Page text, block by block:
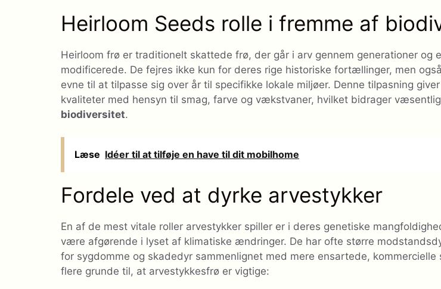
Heirloom Seeds rolle i fremme af
Heirloom frø er traditionelt skattede frø, der går i arv gennem generationer og
modificerede. De fejres ikke kun for deres rige historiske fortællinger, men
evne til at tilpasse sig over år til specifikke lokale miljøer. Denne tilpasning
kvaliteter med hensyn til smag, farve og vækstvaner, hvilket bidrager
biodiversitet.
Læse Idéer til at tilføje en have til dit mobilhome
Fordele ved at dyrke arvestykker
En af de mest vitale roller arvestykker spiller er i deres genetiske
være afgørende i lyset af klimatiske ændringer. De har ofte større
for sygdomme og skadedyr sammenlignet med mere ensartede, kommercielle
flere grunde til, at arvestykkesfrø er vigtige: